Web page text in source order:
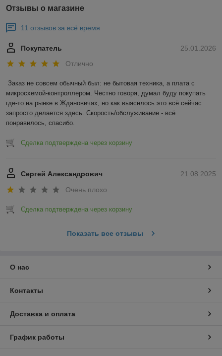
Отзывы о магазине
11 отзывов за всё время
25.01.2026
Покупатель
Отлично
Заказ не совсем обычный был: не бытовая техника, а плата с
микросхемой-контроллером. Честно говоря, думал буду покупать
где-то на рынке в Ждановичах, но как выяснлось это всё сейчас
запросто делается здесь. Скорость/обслуживание - всё
понравилось, спасибо.
Сделка подтверждена через корзину
21.08.2025
Сергей Александрович
Очень плохо
Сделка подтверждена через корзину
Показать все отзывы
О нас
Контакты
Доставка и оплата
График работы